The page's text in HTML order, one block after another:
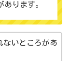
ります。
ないところがあ